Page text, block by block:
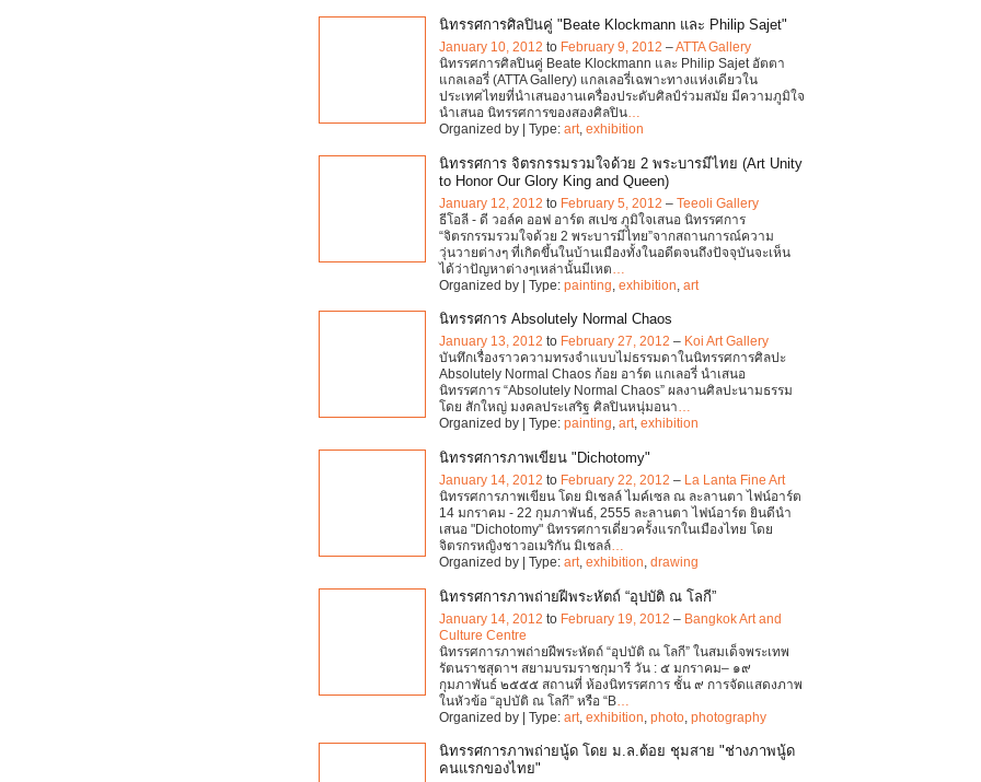
นิทรรศการศิลปินคู่ "Beate Klockmann และ Philip Sajet"
January 10, 2012 to February 9, 2012 –ATTA Gallery
นิทรรศการศิลปินคู่ Beate Klockmann และ Philip Sajet อัตตา
แกลเลอรี่ (ATTA Gallery) แกลเลอรี่เฉพาะทางแห่งเดียวใน
ประเทศไทยที่นำเสนองานเครื่องประดับศิลป์ร่วมสมัย มีความภูมิใจ
นำเสนอ นิทรรศการของสองศิลปิน…
Organized by | Type: art, exhibition
นิทรรศการ จิตรกรรมรวมใจด้วย 2 พระบารมีไทย (Art Unity
to Honor Our Glory King and Queen)
January 12, 2012 to February 5, 2012 – Teeoli Gallery
ธีโอลี - ดี วอล์ค ออฟ อาร์ต สเปซ ภูมิใจเสนอ นิทรรศการ
“จิตรกรรมรวมใจด้วย 2 พระบารมีไทย”จากสถานการณ์ความ
วุ่นวายต่างๆ ที่เกิดขึ้นในบ้านเมืองทั้งในอดีตจนถึงปัจจุบันจะเห็น
ได้ว่าปัญหาต่างๆเหล่านั้นมีเหต
Organized by | Type: painting exhibition art
นิทรรศการ Absolutely Normal Chaos
January 13, 2012 to February 27, 2012 – Koi Art Gallery
บันทึกเรื่องราวความทรงจำแบบไม่ธรรมดาในนิทรรศการศิลปะ
Absolutely Normal Chaos ก้อย อาร์ต แกเลอรี่ นำเสนอ
นิทรรศการ “Absolutely Normal Chaos” ผลงานศิลปะนามธรรม
โดย สักใหญ่ มงคลประเสริฐ ศิลปินหนุ่มอนา…
Organized by | Type: painting, art, exhibition
นิทรรศการภาพเขียน "Dichotomy"
January 14, 2012 to February 22, 2012 – La Lanta Fine Art
นิทรรศการภาพเขียน โดย มิเชลล์ ไมค์เซล ณ ละลานตา ไฟน์อาร์ต
14 มกราคม - 22 กุมภาพันธ์, 2555 ละลานตา ไฟน์อาร์ต ยินดีนำ
เสนอ "Dichotomy" นิทรรศการเดี่ยวครั้งแรกในเมืองไทย โดย
จิตรกรหญิงชาวอเมริกัน มิเชลล์…
Organized by | Type: art, exhibition, drawing
นิทรรศการภาพถ่ายฝีพระหัตถ์ “อุปบัติ ณ โลกี”
January 14, 2012 to February 19, 2012 – Bangkok Art and
Culture Centre
นิทรรศการภาพถ่ายฝีพระหัตถ์ “อุปบัติ ณ โลกี” ในสมเด็จพระเทพ
รัตนราชสุดาฯ สยามบรมราชกุมารี วัน : ๕ มกราคม– ๑๙
กุมภาพันธ์ ๒๕๕๕ สถานที่ ห้องนิทรรศการ ชั้น ๙ การจัดแสดงภาพ
ในหัวข้อ “อุปบัติ ณ โลกี” หรือ “B
Organized by | Type: art exhibition photo photography
นิทรรศการภาพถ่ายนู้ด โดย ม.ล.ต้อย ชุมสาย "ช่างภาพนู้ด
คนแรกของไทย"